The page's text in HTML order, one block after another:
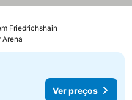
Friedrichshain
preços
Arena
Ver preços